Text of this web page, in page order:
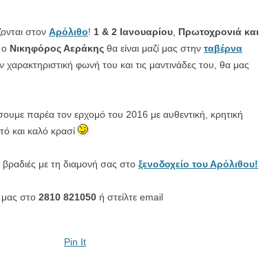
στον Αρόλιθο! 1 & 2 Ιανουαρίου Πρωτοχρονιά και
ο Νικηφόρος Αεράκης θα είναι μαζί μας στην ταβέρνα
χαρακτηριστική φωνή του και τις μαντινάδες του, θα μας
παρέα τον ερχομό του 2016 με αυθεντική, κρητική
και καλό κρασί
με τη διαμονή σας στο ξενοδοχείο του Αρόλιθου!
μας στο 2810 821050 ή στείλτε email
Pin It